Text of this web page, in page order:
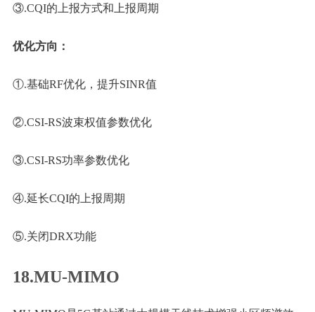
③.CQI的上报方式和上报周期
优化方向：
①.基础RF优化，提升SINR值
②.CSI-RS波束权值参数优化
③.CSI-RS功率参数优化
④.延长CQI的上报周期
⑤.关闭DRX功能
18.MU-MIMO